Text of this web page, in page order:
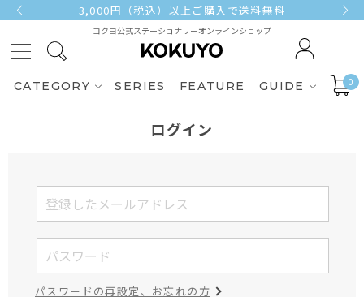
3,000円（税込）以上ご購入で送料無料
コクヨ公式ステーショナリーオンラインショップ
CATEGORY SERIES FEATURE GUIDE 0
ログイン
パスワードの再設定、お忘れの方